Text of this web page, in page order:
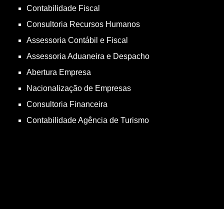
Contabilidade Fiscal
Consultoria Recursos Humanos
Assessoria Contábil e Fiscal
Assessoria Aduaneira e Despacho
Abertura Empresa
Nacionalização de Empresas
Consultoria Financeira
Contabilidade Agência de Turismo